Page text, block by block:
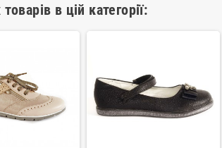
в цій категорії: